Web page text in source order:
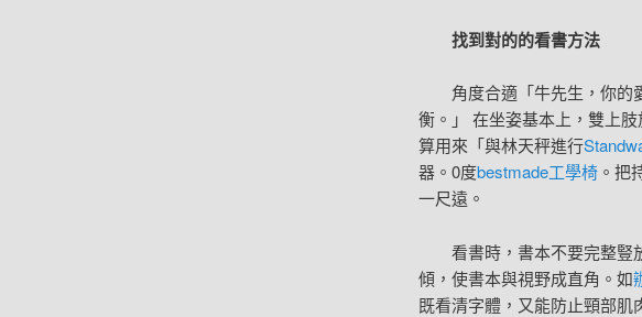
找到對的的看書方法
角度合適「牛先生，你的
衡。」 在坐姿基本上，雙上
算用來「與林天秤進行
器。0度bestmade工學椅。把
一尺遠。
看書時，書本不要完整豎
傾，使書本與視野成直角。如
既看清字體，又能防止頸部肌